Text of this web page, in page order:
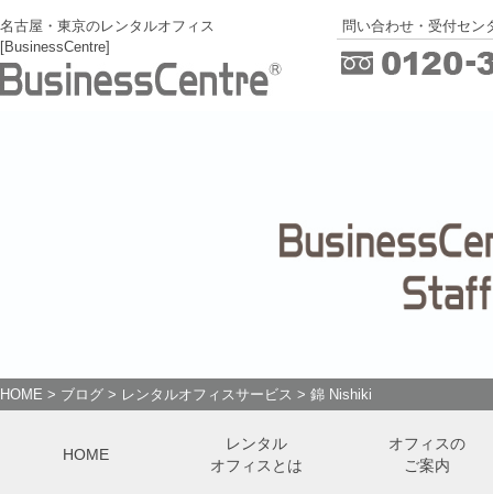
名古屋・東京のレンタルオフィス
[BusinessCentre]
問い合わせ・受付セン
HOME > ブログ > レンタルオフィスサービス > 錦 Nishiki
HOME
レンタル
オフィスとは
オフィスの
ご案内